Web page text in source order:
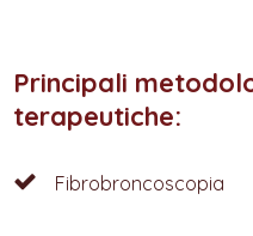
Principali
terapeutiche:
Fibrobroncoscopia